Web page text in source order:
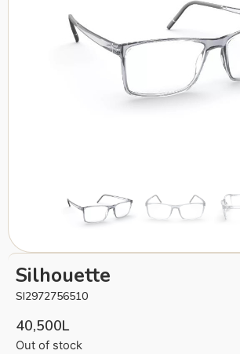
Silhouette
SI2972756510
40,500L
Out of stock